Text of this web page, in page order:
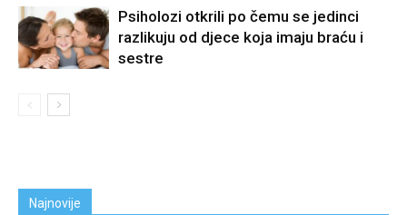
Psiholozi otkrili po čemu se jedinci
razlikuju od djece koja imaju braću i
sestre
Najnovije